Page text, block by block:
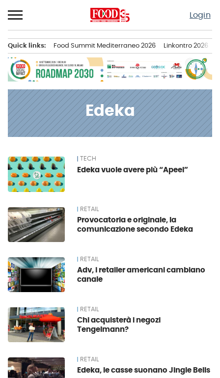
al
contenuto
Login
principale
Quick links: Food Summit Mediterraneo 2026 Linkontro 2026
Edeka
News TECH
Edeka vuole avere più “Apeel”
RETAIL
Provocatoria e originale, la
comunicazione secondo Edeka
RETAIL
Adv, i retailer americani cambiano
canale
RETAIL
Chi acquisterà i negozi
Tengelmann?
RETAIL
Edeka, le casse suonano Jingle Bells